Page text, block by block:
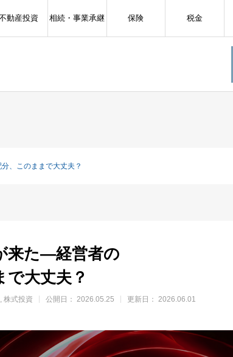
動産投資 相続・事業承継 保険 税金
、このままで大丈夫？
来た—経営者の
で大丈夫？
株式投資 公開日： 2026.05.25 更新日： 2026.06.01